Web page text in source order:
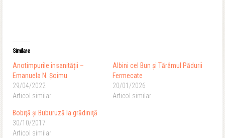
Similare
Anotimpurile insanității –
Emanuela N. Șoimu
29/04/2022
Articol similar
Albini cel Bun și Tărâmul Pădurii
Fermecate
20/01/2026
Articol similar
Bobiţă şi Buburuză la grădiniţă
30/10/2017
Articol similar